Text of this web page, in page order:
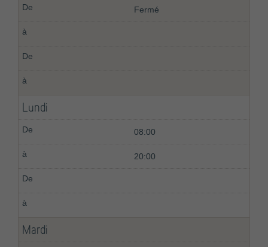
Fermé
Lundi
08:00
20:00
Mardi